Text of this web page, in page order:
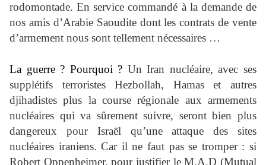
rodomontade. En service commandé à la demande de
nos amis d’Arabie Saoudite dont les contrats de vente
d’armement nous sont tellement nécessaires …
La guerre ? Pourquoi ? Un Iran nucléaire, avec ses
supplétifs terroristes Hezbollah, Hamas et autres
djihadistes plus la course régionale aux armements
nucléaires qui va sûrement suivre, seront bien plus
dangereux pour Israël qu’une attaque des sites
nucléaires iraniens. Car il ne faut pas se tromper : si
Robert Oppenheimer, pour justifier le M.A.D (Mutual